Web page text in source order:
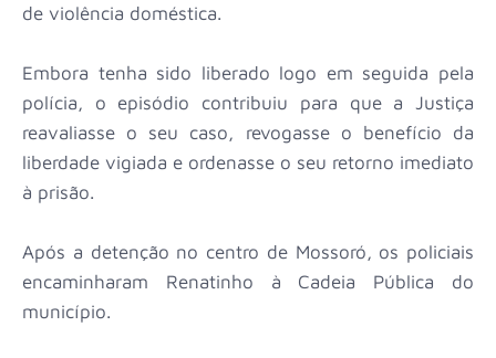
de violência doméstica.
Embora tenha sido liberado logo em seguida pela
polícia, o episódio contribuiu para que a Justiça
reavaliasse o seu caso, revogasse o benefício da
liberdade vigiada e ordenasse o seu retorno imediato
à prisão.
Após a detenção no centro de Mossoró, os policiais
encaminharam Renatinho à Cadeia Pública do
município.